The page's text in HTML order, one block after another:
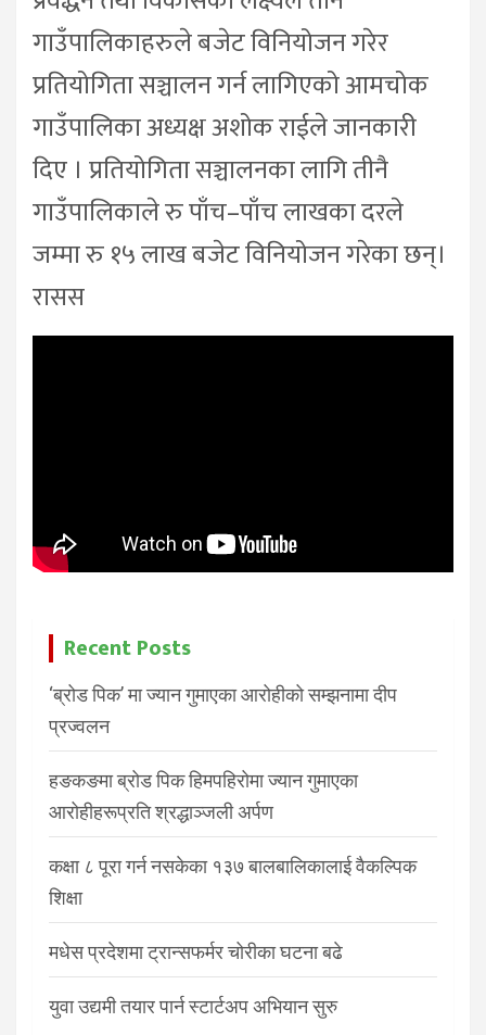
गाउँपालिकाहरुले बजेट विनियोजन गरेर
प्रतियोगिता सञ्चालन गर्न लागिएको आमचोक
गाउँपालिका अध्यक्ष अशोक राईले जानकारी
दिए । प्रतियोगिता सञ्चालनका लागि तीनै
गाउँपालिकाले रु पाँच–पाँच लाखका दरले
जम्मा रु १५ लाख बजेट विनियोजन गरेका छन्।
रासस
Recent Posts
‘ब्रोड पिक’ मा ज्यान गुमाएका आरोहीको सम्झनामा दीप
प्रज्वलन
हङकङमा ब्रोड पिक हिमपहिरोमा ज्यान गुमाएका
आरोहीहरूप्रति श्रद्धाञ्जली अर्पण
कक्षा ८ पूरा गर्न नसकेका १३७ बालबालिकालाई वैकल्पिक
शिक्षा
मधेस प्रदेशमा ट्रान्सफर्मर चोरीका घटना बढे
युवा उद्यमी तयार पार्न स्टार्टअप अभियान सुरु